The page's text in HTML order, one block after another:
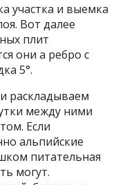
участка и выемка
Вот далее
плит
они а ребро с
5°.
раскладываем
между ними
Если
альпийские
питательная
могут.